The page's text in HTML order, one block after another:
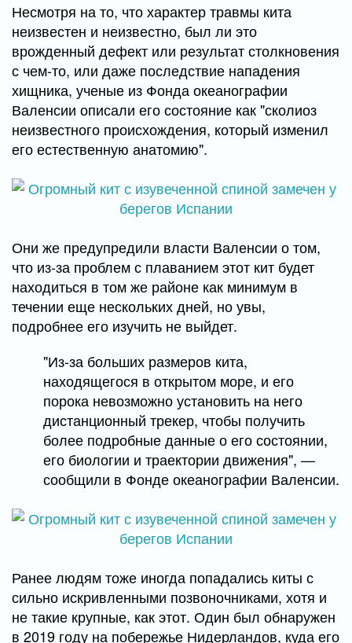
Несмотря на то, что характер травмы кита
неизвестен и неизвестно, был ли это
врожденный дефект или результат столкновения
с чем-то, или даже последствие нападения
хищника, ученые из Фонда океанографии
Валенсии описали его состояние как "сколиоз
неизвестного происхождения, который изменил
его естественную анатомию".
Они же предупредили власти Валенсии о том,
что из-за проблем с плаванием этот кит будет
находиться в том же районе как минимум в
течении еще нескольких дней, но увы,
подробнее его изучить не выйдет.
"Из-за больших размеров кита,
находящегося в открытом море, и его
порока невозможно установить на него
дистанционный трекер, чтобы получить
более подробные данные о его состоянии,
его биологии и траектории движения", —
сообщили в Фонде океанографии Валенсии.
Ранее людям тоже иногда попадались киты с
сильно искривленными позвоночниками, хотя и
не такие крупные, как этот. Один был обнаружен
в 2019 году на побережье Нидерландов, куда его